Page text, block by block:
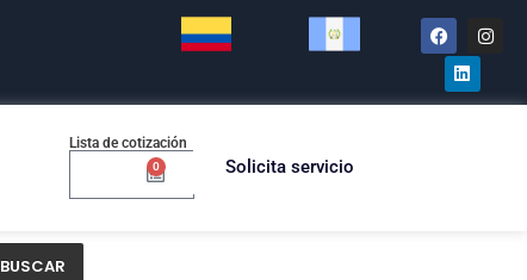
Lista de cotización
0 Solicita servicio
BUSCAR